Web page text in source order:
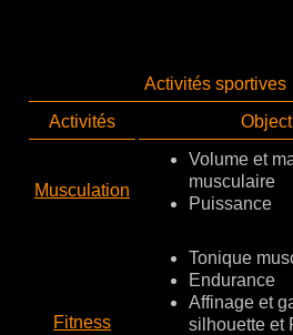
Activités sportives
Activités
Musculation
Volume et
musculaire
Puissance
Fitness
Tonique
Endurance
Affinage et
silhouette et